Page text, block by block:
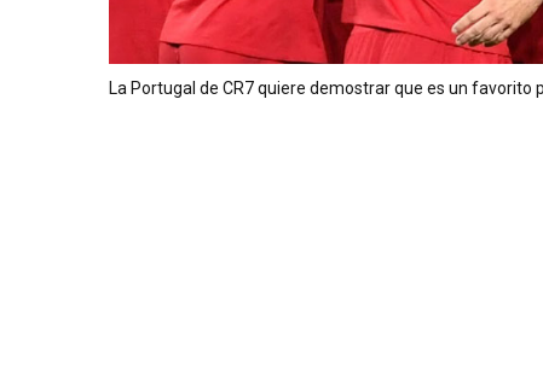
La Portugal de CR7 quiere demostrar que es un favorito